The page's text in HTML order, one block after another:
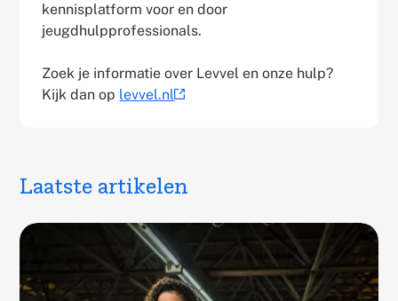
kennisplatform voor en door
jeugdhulpprofessionals.
Zoek je informatie over Levvel en onze hulp?
Kijk dan op levvel.nl(externe
Laatste artikelen